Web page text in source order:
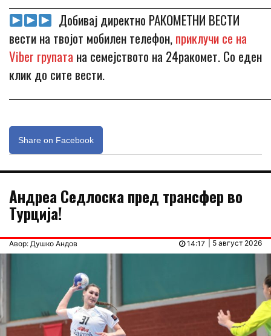
Добивај директно РАКОМЕТНИ ВЕСТИ
вести на твојот мобилен телефон,приклучи се на
Viber групата на семејството на 24ракомет. Со еден
клик до сите вести.
Share on Facebook
Андреа Седлоска пред трансфер во
Турција!
Авор: Душко Андов | 5 август 2026
14:17